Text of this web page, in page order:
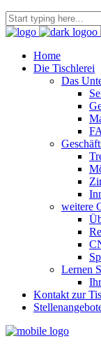
Home
Die Tischlerei
Das
weitere
Lernen
Kontakt zur